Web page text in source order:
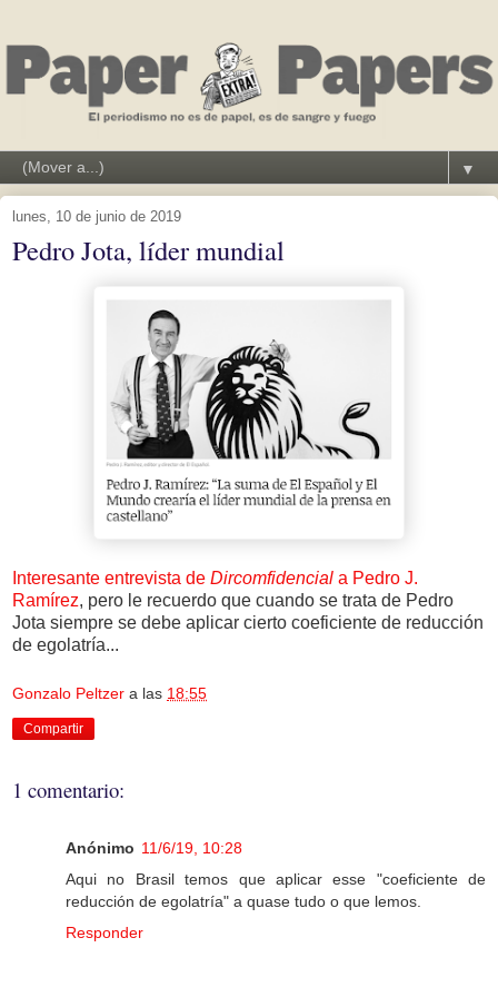
▼
lunes, 10 de junio de 2019
Pedro Jota, líder mundial
Interesante entrevista de Dircomfidencial a Pedro J.
Ramírez, pero le recuerdo que cuando se trata de Pedro
Jota siempre se debe aplicar cierto coeficiente de reducción
de egolatría...
Gonzalo Peltzer a las 18:55
Compartir
1 comentario:
Anónimo 11/6/19, 10:28
Aqui no Brasil temos que aplicar esse "coeficiente de
reducción de egolatría" a quase tudo o que lemos.
Responder